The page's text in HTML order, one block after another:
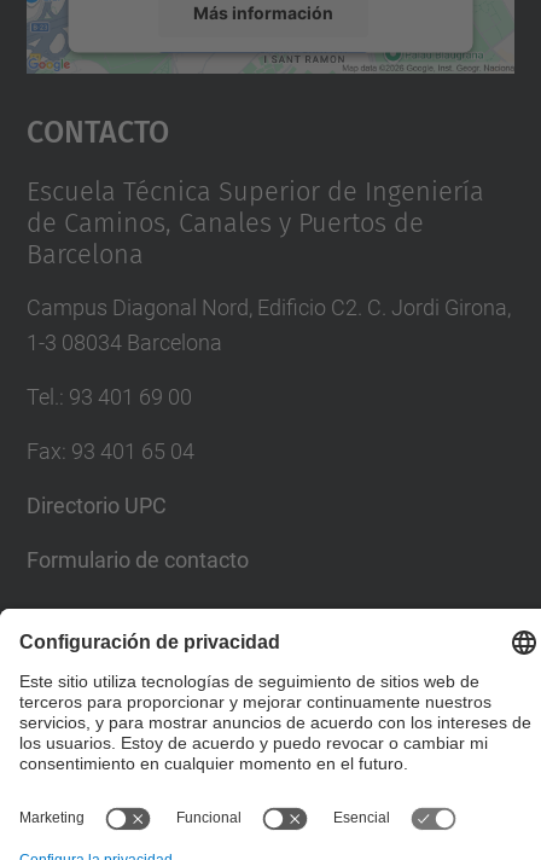
Más información
Aceptar
powered by
Contacto
Escuela Técnica Superior de Ingeniería
de Caminos, Canales y Puertos de
Barcelona
Campus Diagonal Nord, Edificio C2. C. Jordi Girona,
1-3 08034 Barcelona
Tel. : 93 401 69 00
Fax: 93 401 65 04
Directorio UPC
Formulario de contacto
© UPCEscuela Técnica Superior de Ingenieros de Caminos,
Canales y Puertos de Barcelona